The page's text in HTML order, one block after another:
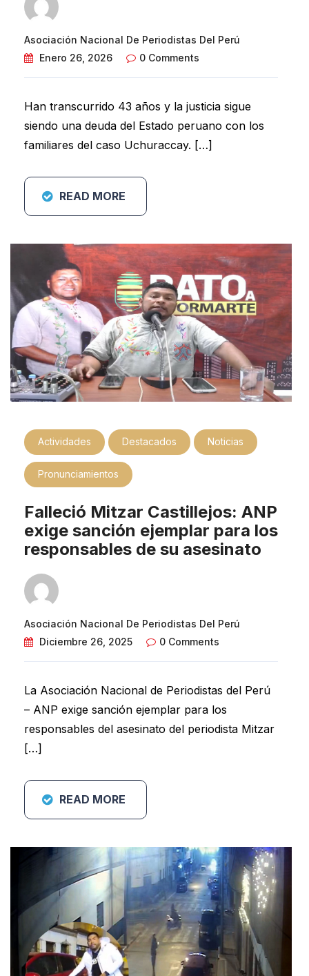
Asociación Nacional De Periodistas Del Perú
Enero 26, 2026
0 Comments
Han transcurrido 43 años y la justicia sigue
siendo una deuda del Estado peruano con los
familiares del caso Uchuraccay. […]
READ MORE
Actividades Destacados Noticias
Pronunciamientos
Falleció Mitzar Castillejos: ANP
exige sanción ejemplar para los
responsables de su asesinato
Asociación Nacional De Periodistas Del Perú
Diciembre 26, 2025
0 Comments
La Asociación Nacional de Periodistas del Perú
– ANP exige sanción ejemplar para los
responsables del asesinato del periodista Mitzar
[…]
READ MORE